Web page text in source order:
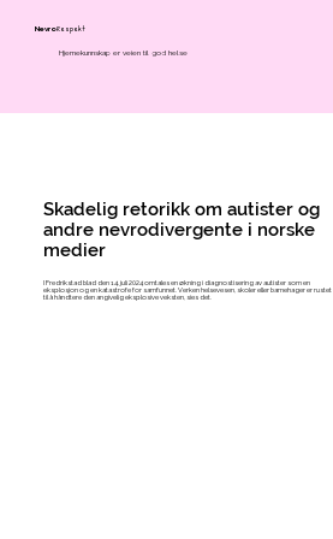
NevroRespekt
Hjernekunnskap er veien til god helse
Skadelig retorikk om autister og
andre nevrodivergente i norske
medier
I Fredrikstad blad den 14. juli 2024 omtales en økning i diagnostisering av autister som en
eksplosjon og en katastrofe for samfunnet. Verken helsevesen, skoler eller barnehager er rustet
til å håndtere den angivelig eksplosive veksten, sies det.